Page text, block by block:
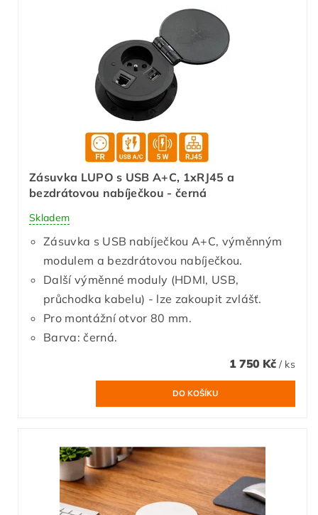
Zásuvka LUPO s USB A+C, 1xRJ45 a
bezdrátovou nabíječkou - černá
Skladem
Zásuvka s USB nabíječkou A+C, výměnným
modulem a bezdrátovou nabíječkou.
Další výměnné moduly (HDMI, USB,
průchodka kabelu) - lze zakoupit zvlášť.
Pro montážní otvor 80 mm.
Barva: černá.
1 750 Kč / ks